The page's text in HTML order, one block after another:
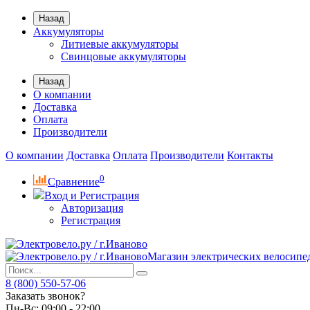
Назад
Аккумуляторы
Литиевые аккумуляторы
Свинцовые аккумуляторы
Назад
О компании
Доставка
Оплата
Производители
О компании Доставка Оплата Производители Контакты
Сравнение0
Вход и Регистрация
Авторизация
Регистрация
Магазин электрических
8 (800) 550-57-06
Заказать звонок?